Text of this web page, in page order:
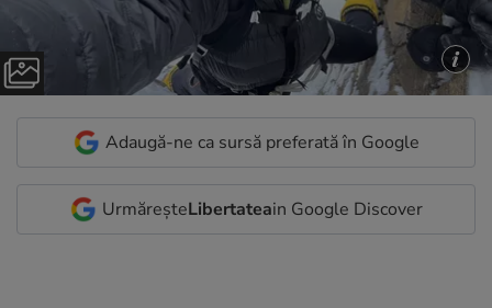
Adaugă-ne ca sursă preferată în Google
UrmăreșteLibertateain Google Discover